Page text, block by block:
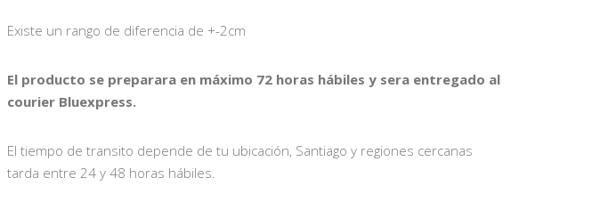
Existe un rango de diferencia de +-2cm
El producto se preparara en máximo 72 horas hábiles y sera entregado al
courier Bluexpress.
El tiempo de transito depende de tu ubicación, Santiago y regiones cercanas
tarda entre 24 y 48 horas hábiles.